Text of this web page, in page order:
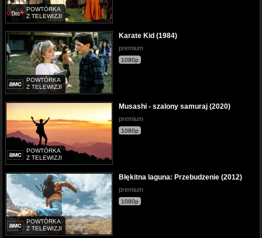
POWTÓRKA
Z TELEWIZJI
POWTÓRKA
Z TELEWIZJI
Karate Kid (1984)
premium
1080p
POWTÓRKA
Z TELEWIZJI
Musashi - szalony samuraj (2020)
premium
1080p
POWTÓRKA
Z TELEWIZJI
Błękitna laguna: Przebudzenie (2012)
premium
1080p